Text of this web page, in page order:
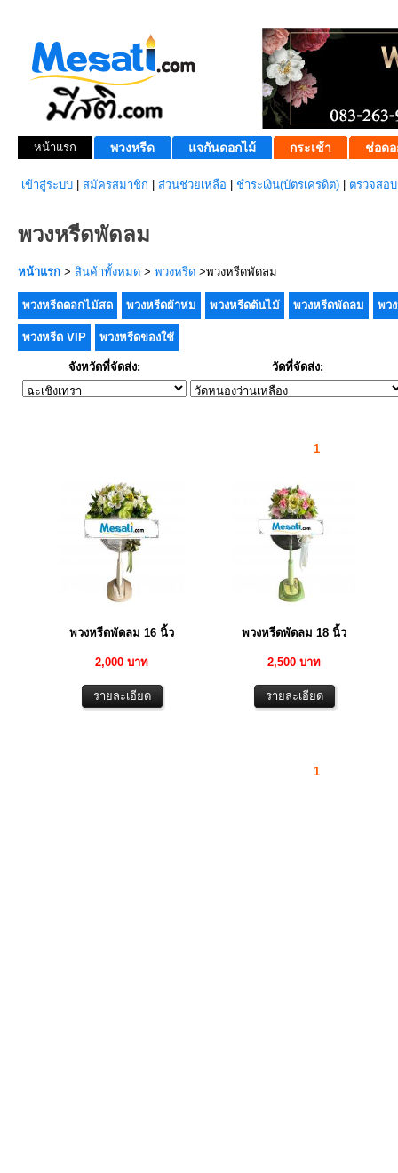
หน้าแรก พวงหรีด แจกันดอกไม้ กระเช้า ช่อดอ
เข้าสู่ระบบ สมัครสมาชิก ส่วนช่วยเหลือ ชำระเงิน(บัตรเครดิต) ตรวจสอ
พวงหรีดพัดลม
หน้าแรก > สินค้าทั้งหมด > พวงหรีด >พวงหรีดพัดลม
พวงหรีดดอกไม้สด พวงหรีดผ้าห่ม พวงหรีดต้นไม้ พวงหรีดพัดลม พว
พวงหรีด VIP พวงหรีดของใช้
จังหวัดที่จัดส่ง: วัดที่จัดส่ง:
1
พวงหรีดพัดลม 16 นิ้ว
2,000 บาท
พวงหรีดพัดลม 18 นิ้ว
2,500 บาท
1